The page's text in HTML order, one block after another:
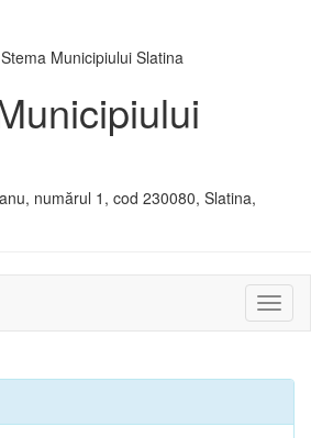
numărul 1, cod 230080, Slatina,
sau